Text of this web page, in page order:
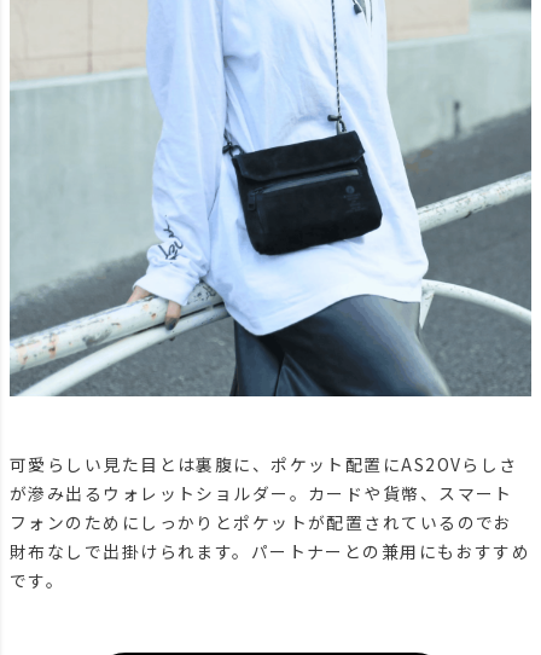
可愛らしい見た目とは裏腹に、ポケット配置にAS2OVらしさ
が滲み出るウォレットショルダー。カードや貨幣、スマート
フォンのためにしっかりとポケットが配置されているのでお
財布なしで出掛けられます。パートナーとの兼用にもおすすめ
です。